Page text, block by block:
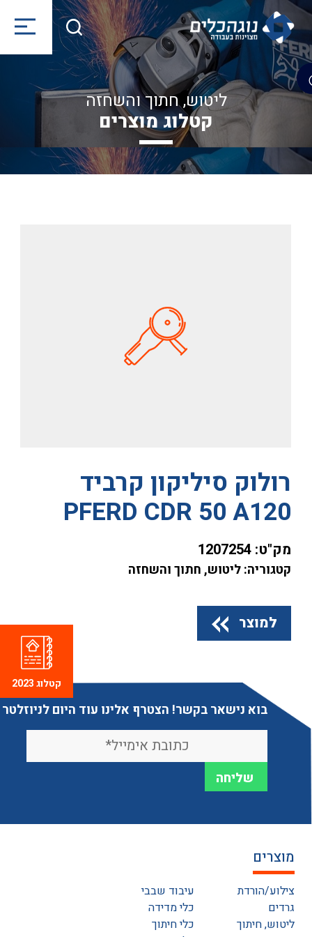
ליטוש, חתוך והשחזה
קטלוג מוצרים
רולוק סיליקון קרביד
PFERD CDR 50 A120
מק"ט: 1207254
קטגוריה: ליטוש, חתוך והשחזה
למוצר
בוא נישאר בקשר! הצטרף אלינו עוד היום לניוזלטר
מוצרים
צילוע/הורדת
גרדים
ליטוש, חיתוך
עיבוד שבבי
כלי מדידה
כלי חיתוך
קטלוג 2023